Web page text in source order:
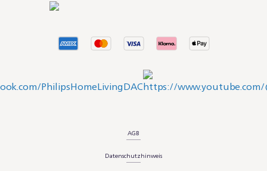
AGB
Datenschutzhinweis